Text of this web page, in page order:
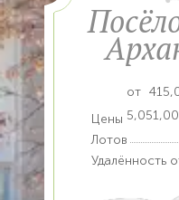
Цены
от
Лотов
Удалённость